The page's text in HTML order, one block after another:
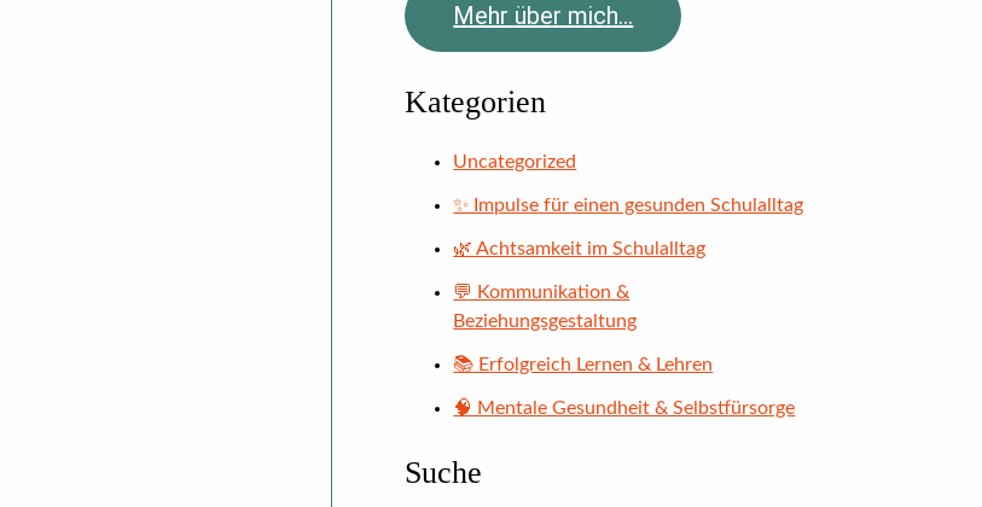
Mehr über mich...
Kategorien
Uncategorized
✨ Impulse für einen gesunden Schulalltag
🌿 Achtsamkeit im Schulalltag
💬 Kommunikation &
Beziehungsgestaltung
📚 Erfolgreich Lernen & Lehren
🧠 Mentale Gesundheit & Selbstfürsorge
Suche